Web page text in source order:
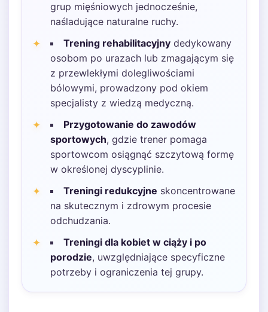
grup mięśniowych jednocześnie,
naśladujące naturalne ruchy.
Trening rehabilitacyjny dedykowany
osobom po urazach lub zmagającym się
z przewlekłymi dolegliwościami
bólowymi, prowadzony pod okiem
specjalisty z wiedzą medyczną.
Przygotowanie do zawodów
sportowych, gdzie trener pomaga
sportowcom osiągnąć szczytową formę
w określonej dyscyplinie.
Treningi redukcyjne skoncentrowane
na skutecznym i zdrowym procesie
odchudzania.
Treningi dla kobiet w ciąży i po
porodzie, uwzględniające specyficzne
potrzeby i ograniczenia tej grupy.